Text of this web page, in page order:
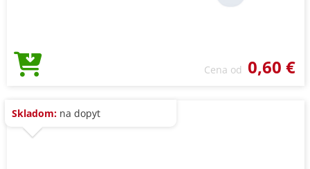
Cena od 0,60 €
Skladom: na dopyt